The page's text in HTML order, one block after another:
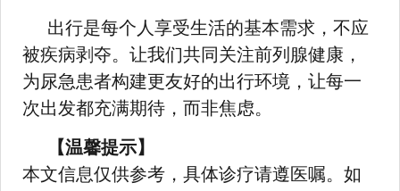
出行是每个人享受生活的基本需求，不应
被疾病剥夺。让我们共同关注前列腺健康，
为尿急患者构建更友好的出行环境，让每一
次出发都充满期待，而非焦虑。
【温馨提示】
本文信息仅供参考，具体诊疗请遵医嘱。如